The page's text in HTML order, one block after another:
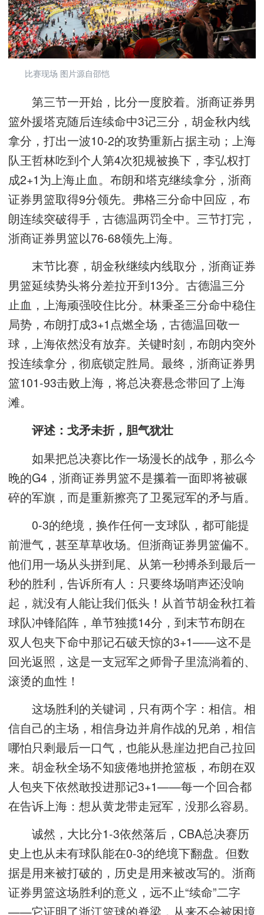
比赛现场 图片源自邵恺
第三节一开始，比分一度胶着。浙商证券男
篮外援塔克随后连续命中3记三分，胡金秋内线
拿分，打出一波10-2的攻势重新占据主动；上海
队王哲林吃到个人第4次犯规被换下，李弘权打
成2+1为上海止血。布朗和塔克继续拿分，浙商
证券男篮取得9分领先。弗格三分命中回应，布
朗连续突破得手，古德温两罚全中。三节打完，
浙商证券男篮以76-68领先上海。
末节比赛，胡金秋继续内线取分，浙商证券
男篮延续势头将分差拉开到13分。古德温三分
止血，上海顽强咬住比分。林秉圣三分命中稳住
局势，布朗打成3+1点燃全场，古德温回敬一
球，上海依然没有放弃。关键时刻，布朗内突外
投连续拿分，彻底锁定胜局。最终，浙商证券男
篮101-93击败上海，将总决赛悬念带回了上海
滩。
评述：戈矛未折，胆气犹壮
如果把总决赛比作一场漫长的战争，那么今
晚的G4，浙商证券男篮不是攥着一面即将被碾
碎的军旗，而是重新擦亮了卫冕冠军的矛与盾。
0-3的绝境，换作任何一支球队，都可能提
前泄气，甚至草草收场。但浙商证券男篮偏不。
他们用一场从头拼到尾、从第一秒搏杀到最后一
秒的胜利，告诉所有人：只要终场哨声还没响
起，就没有人能让我们低头！从首节胡金秋扛着
球队冲锋陷阵，单节独揽14分，到末节布朗在
双人包夹下命中那记石破天惊的3+1——这不是
回光返照，这是一支冠军之师骨子里流淌着的、
滚烫的血性！
这场胜利的关键词，只有两个字：相信。相
信自己的主场，相信身边并肩作战的兄弟，相信
哪怕只剩最后一口气，也能从悬崖边把自己拉回
来。胡金秋全场不知疲倦地拼抢篮板，布朗在双
人包夹下依然敢投进那记3+1——每一个回合都
在告诉上海：想从黄龙带走冠军，没那么容易。
诚然，大比分1-3依然落后，CBA总决赛历
史上也从未有球队能在0-3的绝境下翻盘。但数
据是用来被打破的，历史是用来被改写的。浙商
证券男篮这场胜利的意义，远不止“续命”二字
——它证明了浙江篮球的脊梁，从来不会被困境